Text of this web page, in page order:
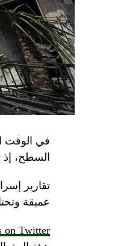
في الوقت
السطح، إذ
تقارير
عميقة
on Twitter